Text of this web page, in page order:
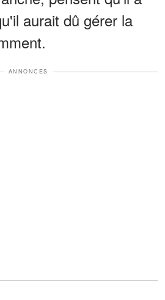
aurait dû gérer la
ANNONCES